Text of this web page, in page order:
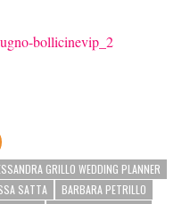
GRILLO WEDDING PLANNER
SATTA
BARBARA PETRILLO